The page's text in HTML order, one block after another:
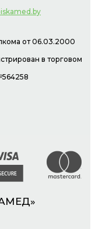
от 06.03.2000
в торговом